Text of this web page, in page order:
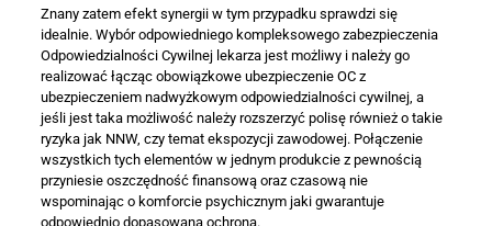
Znany zatem efekt synergii w tym przypadku sprawdzi się
idealnie. Wybór odpowiedniego kompleksowego zabezpieczenia
Odpowiedzialności Cywilnej lekarza jest możliwy i należy go
realizować łącząc obowiązkowe ubezpieczenie OC z
ubezpieczeniem nadwyżkowym odpowiedzialności cywilnej, a
jeśli jest taka możliwość należy rozszerzyć polisę również o takie
ryzyka jak NNW, czy temat ekspozycji zawodowej. Połączenie
wszystkich tych elementów w jednym produkcie z pewnością
przyniesie oszczędność finansową oraz czasową nie
wspominając o komforcie psychicznym jaki gwarantuje
odpowiednio dopasowana ochrona.